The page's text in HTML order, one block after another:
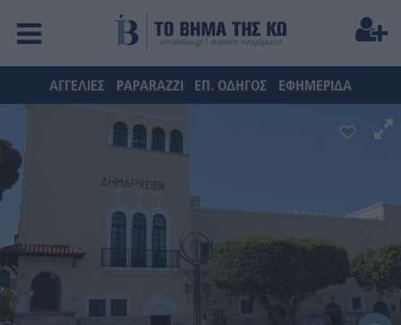
ΑΓΓΕΛΙΕΣ PAPARAZZI ΕΠ. ΟΔΗΓΟΣ ΕΦΗΜΕΡΙΔΑ